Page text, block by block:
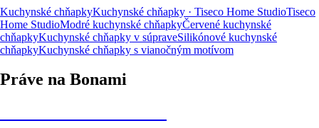
Kuchynské chňapkyKuchynské chňapky · Tiseco Home StudioTiseco
Home StudioModré kuchynské chňapkyČervené kuchynské
chňapkyKuchynské chňapky v súpraveSilikónové kuchynské
chňapkyKuchynské chňapky s vianočným motívom
Práve na Bonami